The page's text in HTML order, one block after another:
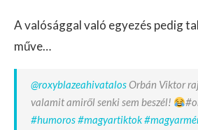
A valósággal való egyezés pedig
műve…
@roxyblazeahivatalosOrbán Viktor
valamit amiről senki sem beszél!
#humoros#magyartiktok